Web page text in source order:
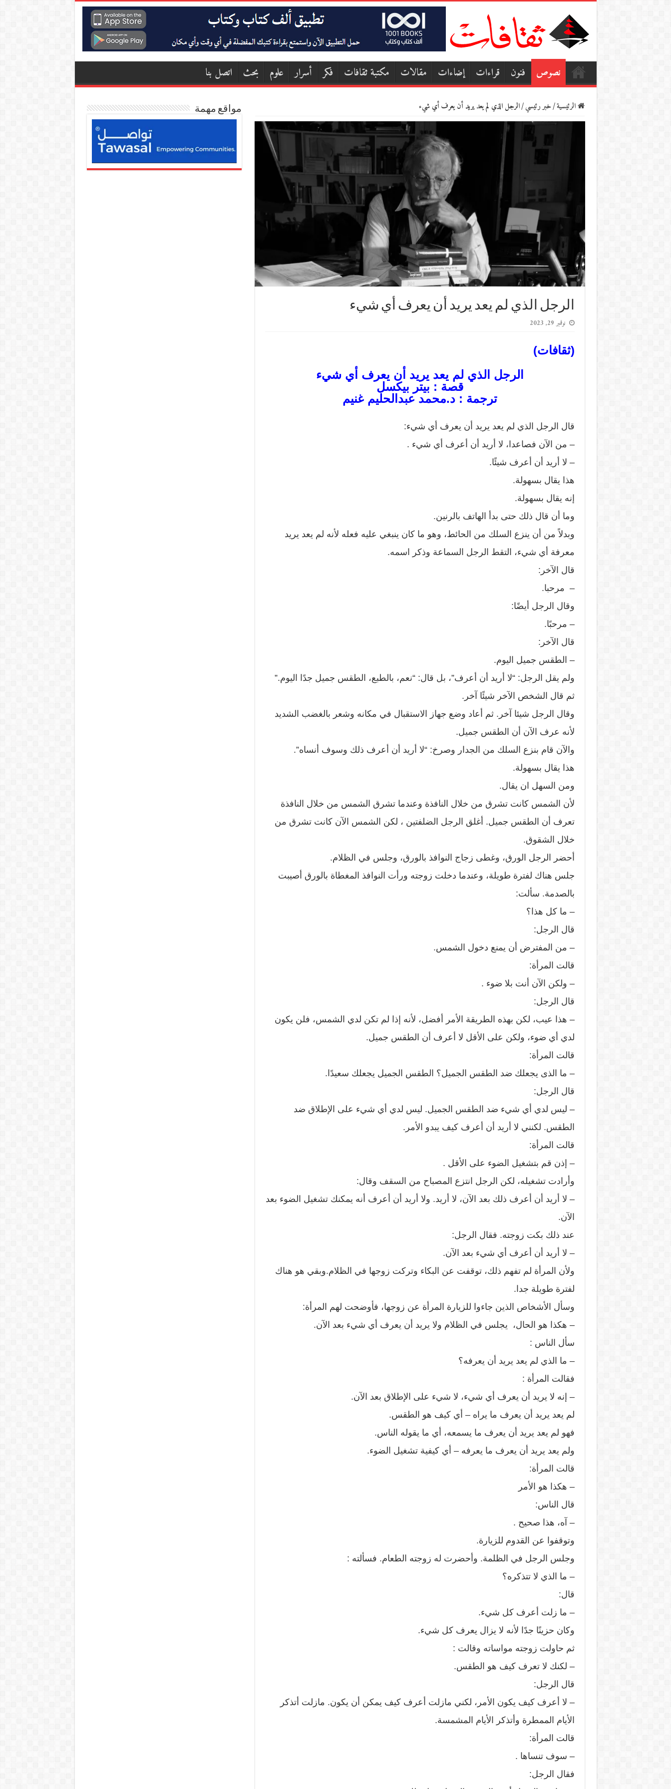
نصوص فنون قراءات إضاءات مقالات مكتبة ثقافات فكر أسرار علوم بحث اتصل بنا
الرئيسية/خبر رئيسي/الرجل الذي لم يعد يريد أن يعرف أي شيء
الرجل الذي لم يعد يريد أن يعرف أي شيء
نوفمبر 29, 2023
(ثقافات)
الرجل الذي لم يعد يريد أن يعرف أي شيء
قصة : بيتر بيكسل
ترجمة : د.محمد عبدالحليم غنيم
قال الرجل الذي لم يعد يريد أن يعرف أي شيء:
– من الآن فصاعدا، لا أريد أن أعرف أي شيء .
– لا أريد أن أعرف شيئًا.
هذا يقال بسهولة.
إنه يقال بسهولة.
وما أن قال ذلك حتى بدأ الهاتف بالرنين.
وبدلاً من أن ينزع السلك من الحائط، وهو ما كان ينبغي عليه فعله لأنه لم يعد يريد
معرفة أي شيء، التقط الرجل السماعة وذكر اسمه.
قال الآخر:
– مرحبا.
وقال الرجل أيضًا:
– مرحبًا.
قال الآخر:
– الطقس جميل اليوم.
ولم يقل الرجل: “لا أريد أن أعرف”، بل قال: “نعم، بالطبع، الطقس جميل جدًا اليوم.”
ثم قال الشخص الآخر شيئًا آخر.
وقال الرجل شيئا آخر. ثم أعاد وضع جهاز الاستقبال في مكانه وشعر بالغضب الشديد
لأنه عرف الآن أن الطقس جميل.
والآن قام بنزع السلك من الجدار وصرخ: “لا أريد أن أعرف ذلك وسوف أنساه”.
هذا يقال بسهولة.
ومن السهل ان يقال.
لأن الشمس كانت تشرق من خلال النافذة وعندما تشرق الشمس من خلال النافذة
تعرف أن الطقس جميل. أغلق الرجل الضلفتين ، لكن الشمس الآن كانت تشرق من
خلال الشقوق.
أحضر الرجل الورق، وغطى زجاج النوافذ بالورق، وجلس في الظلام.
جلس هناك لفترة طويلة، وعندما دخلت زوجته ورأت النوافذ المغطاة بالورق أصيبت
بالصدمة. سألت:
– ما كل هذا؟
قال الرجل:
– من المفترض أن يمنع دخول الشمس.
قالت المرأة:
– ولكن الآن أنت بلا ضوء .
قال الرجل:
– هذا عيب، لكن بهذه الطريقة الأمر أفضل، لأنه إذا لم تكن لدي الشمس، فلن يكون
لدي أي ضوء، ولكن على الأقل لا أعرف أن الطقس جميل.
قالت المرأة:
– ما الذى يجعلك ضد الطقس الجميل؟ الطقس الجميل يجعلك سعيدًا.
قال الرجل:
– ليس لدي أي شيء ضد الطقس الجميل. ليس لدي أي شيء على الإطلاق ضد
الطقس. لكنني لا أريد أن أعرف كيف يبدو الأمر.
قالت المرأة:
– إذن قم بتشغيل الضوء على الأقل .
وأرادت تشغيله، لكن الرجل انتزع المصباح من السقف وقال:
– لا أريد أن أعرف ذلك بعد الآن، لا أريد. ولا أريد أن أعرف أنه يمكنك تشغيل الضوء بعد
الآن.
عند ذلك بكت زوجته. فقال الرجل:
– لا أريد أن أعرف أي شيء بعد الآن.
ولأن المرأة لم تفهم ذلك، توقفت عن البكاء وتركت زوجها في الظلام.وبقي هو هناك
لفترة طويلة جدا.
وسأل الأشخاص الذين جاءوا للزيارة المرأة عن زوجها، فأوضحت لهم المرأة:
– هكذا هو الحال، يجلس في الظلام ولا يريد أن يعرف أي شيء بعد الآن.
سأل الناس :
– ما الذي لم يعد يريد أن يعرفه؟
فقالت المرأة :
– إنه لا يريد أن يعرف أي شيء، لا شيء على الإطلاق بعد الآن.
لم يعد يريد أن يعرف ما يراه – أي كيف هو الطقس.
فهو لم يعد يريد أن يعرف ما يسمعه، أي ما يقوله الناس.
ولم يعد يريد أن يعرف ما يعرفه – أي كيفية تشغيل الضوء.
قالت المرأة:
– هكذا هو الأمر
قال الناس:
– آه، هذا صحيح .
وتوقفوا عن القدوم للزيارة.
وجلس الرجل في الظلمة. وأحضرت له زوجته الطعام. فسألته :
– ما الذي لا تتذكره؟
قال:
– ما زلت أعرف كل شيء.
وكان حزينًا جدًا لأنه لا يزال يعرف كل شيء.
ثم حاولت زوجته مواساته وقالت :
– لكنك لا تعرف كيف هو الطقس.
قال الرجل:
– لا أعرف كيف يكون الأمر، لكني مازلت أعرف كيف يمكن أن يكون. مازلت أتذكر
الأيام الممطرة وأتذكر الأيام المشمسة.
قالت المرأة:
– سوف تنساها .
فقال الرجل:
مواقع مهمة